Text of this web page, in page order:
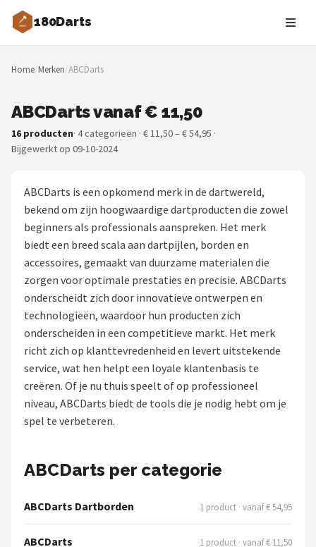
180Darts
Zoeken
NAVIGATIE
Merken
Dartspelers
Toernooien
Spelregels
POPULAIRE MERKEN
Target
Winmau
Bull's
Home/Merken/ABCDarts
ABCDarts vanaf € 11,50
16 producten· 4 categorieën · € 11,50 – € 54,95 ·
Bijgewerkt op 09-10-2024
ABCDarts is een opkomend merk in de dartwereld,
bekend om zijn hoogwaardige dartproducten die zowel
beginners als professionals aanspreken. Het merk
biedt een breed scala aan dartpijlen, borden en
accessoires, gemaakt van duurzame materialen die
zorgen voor optimale prestaties en precisie. ABCDarts
onderscheidt zich door innovatieve ontwerpen en
technologieën, waardoor hun producten zich
onderscheiden in een competitieve markt. Het merk
richt zich op klanttevredenheid en levert uitstekende
service, wat hen helpt een loyale klantenbasis te
creëren. Of je nu thuis speelt of op professioneel
niveau, ABCDarts biedt de tools die je nodig hebt om je
spel te verbeteren.
ABCDarts per categorie
ABCDarts Dartborden 1 product · vanaf € 54,95
ABCDarts
1 product · vanaf € 11,50